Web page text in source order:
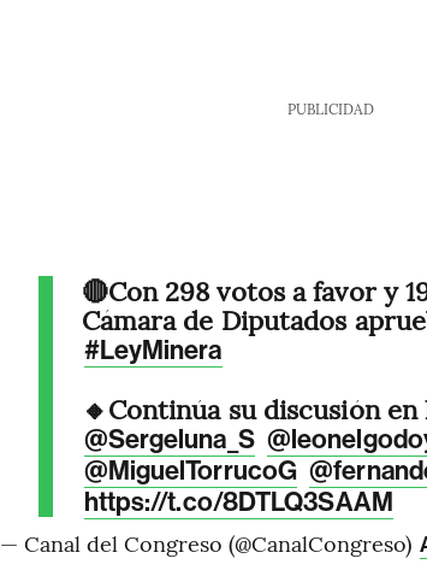
PUBLICIDAD
🔴Con 298 votos a favor y
Cámara de Diputados
#LeyMinera
🔸Continúa su discusión
@Sergeluna_S
@MiguelTorrucoG
https://t.co/8DTLQ3SAAM
— Canal del Congreso (@CanalCongreso)